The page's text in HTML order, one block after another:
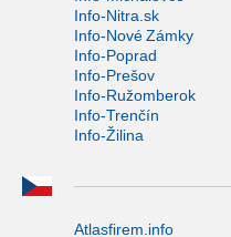
Info-Nitra.sk
Info-Nové Zámky
Info-Poprad
Info-Prešov
Info-Ružomberok
Info-Trenčín
Info-Žilina
Atlasfirem.info